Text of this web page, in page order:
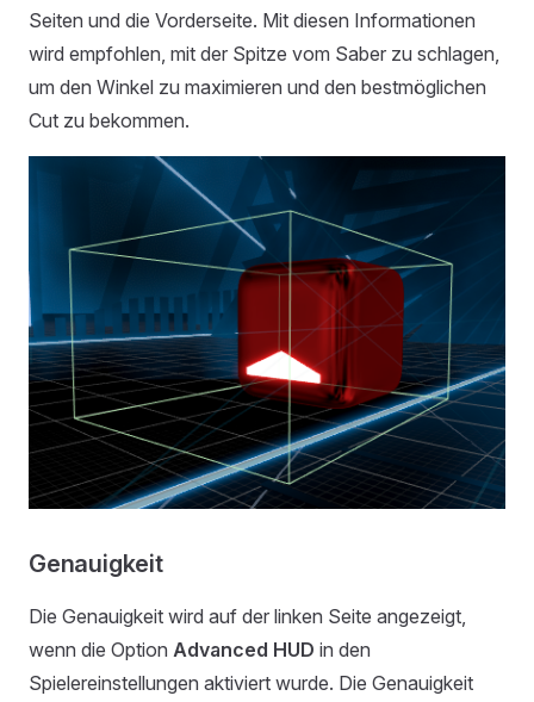
Seiten und die Vorderseite. Mit diesen Informationen
wird empfohlen, mit der Spitze vom Saber zu schlagen,
um den Winkel zu maximieren und den bestmöglichen
Cut zu bekommen.
Genauigkeit
Die Genauigkeit wird auf der linken Seite angezeigt,
wenn die Option Advanced HUD in den
Spielereinstellungen aktiviert wurde. Die Genauigkeit